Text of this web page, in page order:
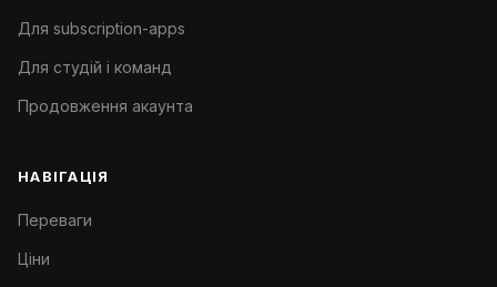
Для subscription-apps
Для студій і команд
Продовження акаунта
НАВІГАЦІЯ
Переваги
Ціни